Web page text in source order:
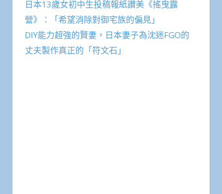
日本13歲女初中生投稿報紙讚美《搖曳露
營》：「希望消除對御宅族的偏見」
DIY能力超強的賢妻，日本妻子為沈迷FGO的
丈夫製作真正的「符文石」